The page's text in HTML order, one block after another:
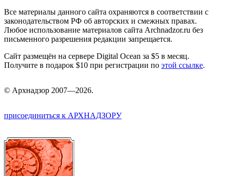
Все материалы данного сайта охраняются в соответствии с
законодательством РФ об авторских и смежных правах.
Любое использование материалов сайта Archnadzor.ru без
письменного разрешения редакции запрещается.
Сайт размещён на сервере Digital Ocean за $5 в месяц.
Получите в подарок $10 при регистрации по этой ссылке.
© Архнадзор 2007—2026.
присоединиться к АРХНАДЗОРУ